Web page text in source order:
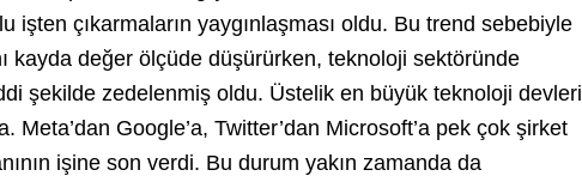
işten çıkarmaların yaygınlaşması oldu. Bu trend sebebiyle
kayda değer ölçüde düşürürken, teknoloji sektöründe
şekilde zedelenmiş oldu. Üstelik en büyük teknoloji devleri
Meta’dan Google’a, Twitter’dan Microsoft’a pek çok şirket
işine son verdi. Bu durum yakın zamanda da